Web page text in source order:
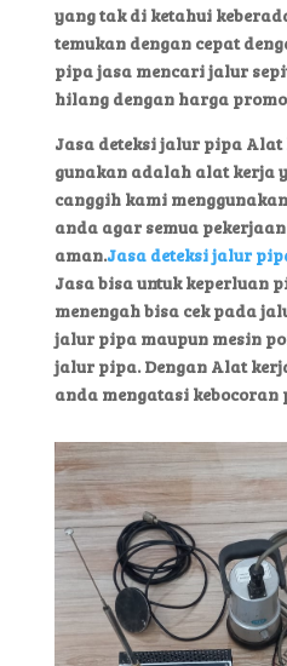
yang tak di ketahui
temukan dengan cepat
pipa jasa mencari jalur
hilang dengan harga
Jasa deteksi jalur pipa
gunakan adalah alat kerja
canggih kami
anda agar semua
aman.Jasa deteksi jalur
Jasa bisa untuk keperluan
menengah bisa cek pada
jalur pipa maupun mesin
jalur pipa. Dengan Alat
anda mengatasi